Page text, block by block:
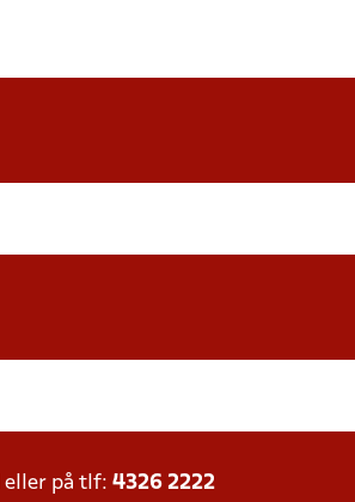
eller på tlf: 4326 2222